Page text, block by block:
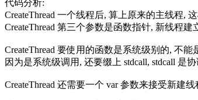
代码分析:
CreateThread 一个线程后, 算上原来的主线程,
CreateThread 第三个参数是函数指针, 新线程
CreateThread 要使用的函数是系统级别的, 不
因为是系统级调用, 还要缀上 stdcall, stdcall
CreateThread 还需要一个 var 参数来接受新建